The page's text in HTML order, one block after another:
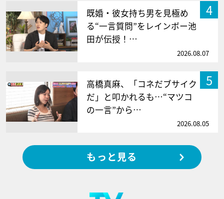
4
既婚・彼女持ち男を見極め
る“一言質問”をレインボー池
田が伝授！…
2026.08.07
5
高橋真麻、「コネだブサイク
だ」と叩かれるも…“マツコ
の一言”から…
2026.08.05
もっと見る